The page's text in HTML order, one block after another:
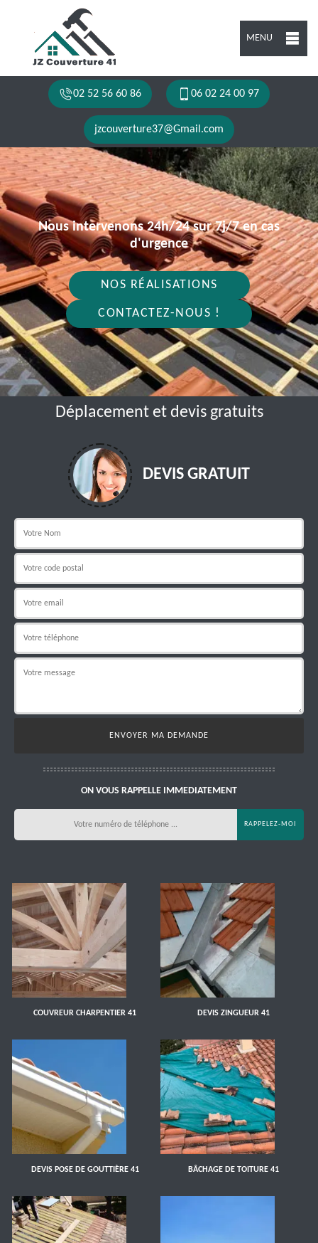
MENU
02 52 56 60 86 06 02 24 00 97
jzcouverture37@Gmail.com
Nous intervenons 24h/24 sur 7j/7 en cas
d'urgence
NOS RÉALISATIONS
CONTACTEZ-NOUS !
Déplacement et devis gratuits
DEVIS GRATUIT
ON VOUS RAPPELLE IMMEDIATEMENT
COUVREUR CHARPENTIER 41 DEVIS ZINGUEUR 41
DEVIS POSE DE GOUTTIÈRE 41 BÂCHAGE DE TOITURE 41